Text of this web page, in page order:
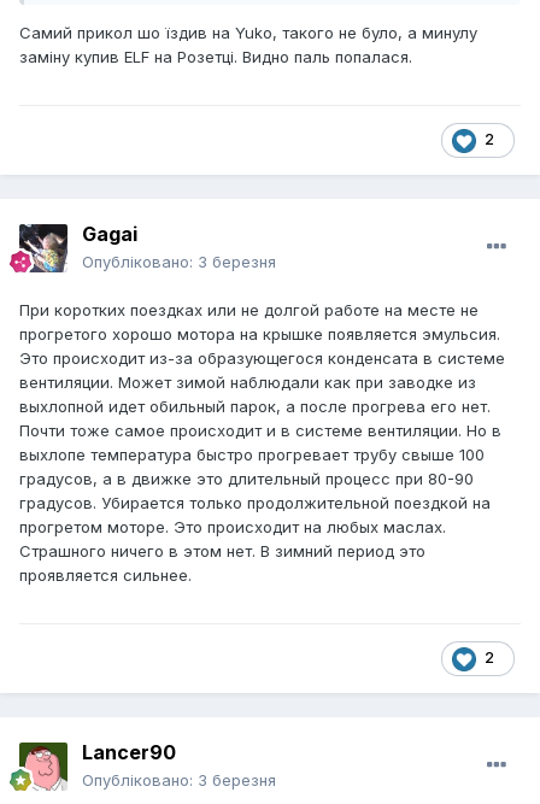
масла немає!!! 100% підробка!!! Це перевірено.
Самий прикол шо їздив на Yuko, такого не було, а минулу
заміну купив ELF на Розетці. Видно паль попалася.
2
Gagai
Опубліковано: 3 березня
При коротких поездках или не долгой работе на месте не
прогретого хорошо мотора на крышке появляется эмульсия.
Это происходит из-за образующегося конденсата в системе
вентиляции. Может зимой наблюдали как при заводке из
выхлопной идет обильный парок, а после прогрева его нет.
Почти тоже самое происходит и в системе вентиляции. Но в
выхлопе температура быстро прогревает трубу свыше 100
градусов, а в движке это длительный процесс при 80-90
градусов. Убирается только продолжительной поездкой на
прогретом моторе. Это происходит на любых маслах.
Страшного ничего в этом нет. В зимний период это
проявляется сильнее.
2
Lancer90
Опубліковано: 3 березня